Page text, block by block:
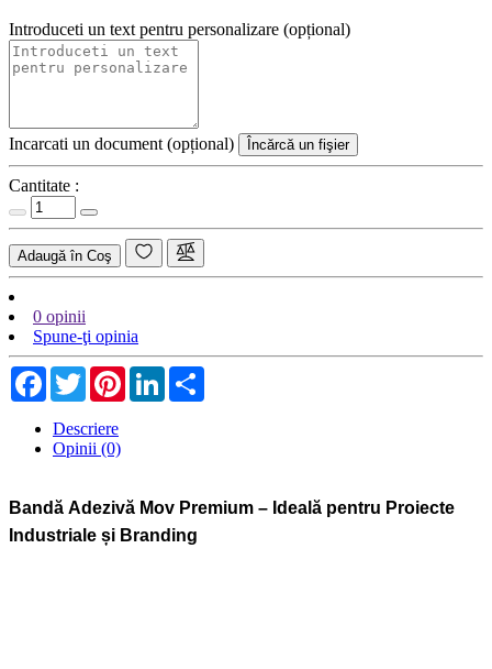
Introduceti un text pentru personalizare (opțional)
Incarcati un document (opțional) Încărcă un fişier
Cantitate :
Adaugă în Coş
0 opinii
Spune-ţi opinia
Facebook
TwitterPinterestLinkedIn
Descriere
Opinii (0)
Bandă Adezivă Mov Premium – Ideală pentru Proiecte
Industriale și Branding